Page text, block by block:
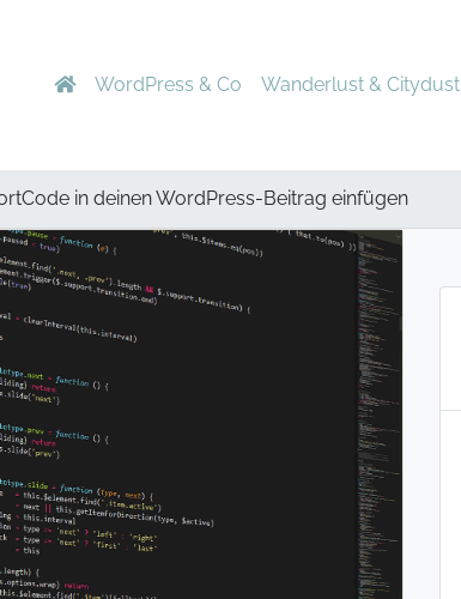
WordPress & Co Wanderlust & Citydust
in deinen WordPress-Beitrag einfügen